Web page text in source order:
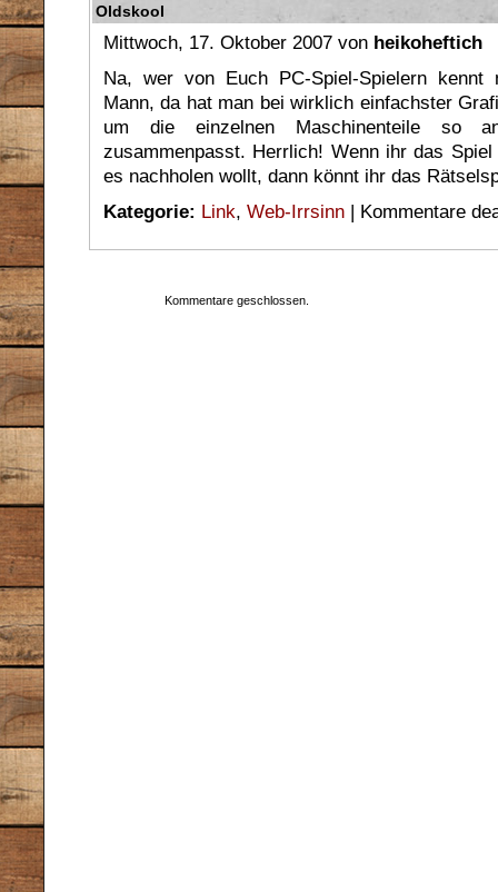
Oldskool
Mittwoch, 17. Oktober 2007 von heikoheftich
Na, wer von Euch PC-Spiel-Spielern kennt
Mann, da hat man bei wirklich einfachster
um die einzelnen Maschinenteile so
zusammenpasst. Herrlich! Wenn ihr das
es nachholen wollt, dann könnt ihr das
Kategorie: Link, Web-Irrsinn | Kommentare
Kommentare geschlossen.